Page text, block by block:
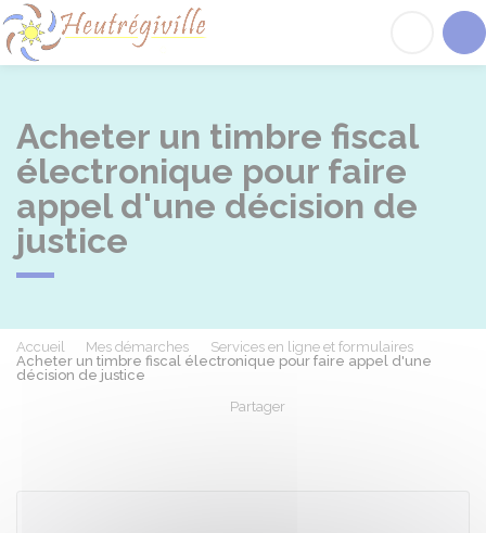
Acheter un timbre fiscal
électronique pour faire
appel d'une décision de
justice
Accueil Mes démarches
Services en ligne et formulaires
Acheter un timbre fiscal électronique pour faire appel d'une
décision de justice
Partager